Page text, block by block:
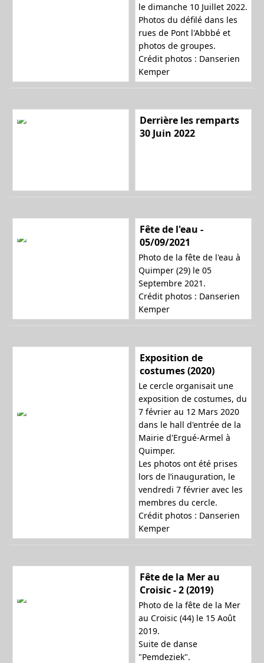
a
a
le dimanche 10 Juillet 2022.
Photos du défilé dans les
rues de Pont l'Abbbé et
photos de groupes.
Crédit photos : Danserien
Kemper
Derrière les remparts
30 Juin 2022
Fête de l'eau -
05/09/2021
Photo de la fête de l'eau à
Quimper (29) le 05
Septembre 2021.
Crédit photos : Danserien
Kemper
Exposition de
costumes (2020)
Le cercle organisait une
exposition de costumes, du
7 février au 12 Mars 2020
dans le hall d'entrée de la
Mairie d'Ergué-Armel à
Quimper.
Les photos ont été prises
lors de l’inauguration, le
vendredi 7 février avec les
membres du cercle.
Crédit photos : Danserien
Kemper
Fête de la Mer au
Croisic - 2 (2019)
Photo de la fête de la Mer
au Croisic (44) le 15 Août
2019.
Suite de danse
"Pemdeziek".